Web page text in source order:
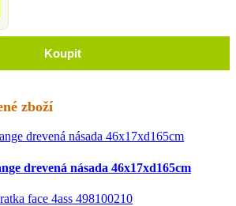
Koupit
zboží
drevená násada 46x17xd165cm